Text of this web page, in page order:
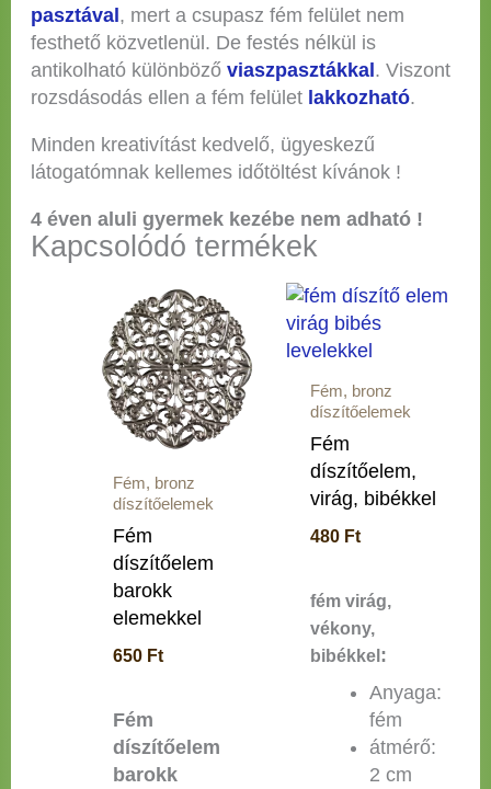
pasztával, mert a csupasz fém felület nem
festhető közvetlenül. De festés nélkül is
antikolható különböző viaszpasztákkal. Viszont
rozsdásodás ellen a fém felület lakkozható.
Minden kreativítást kedvelő, ügyeskezű
látogatómnak kellemes időtöltést kívánok !
4 éven aluli gyermek kezébe nem adható !
Kapcsolódó termékek
Fém, bronz
díszítőelemek
Fém
díszítőelem
barokk
elemekkel
650 Ft
Fém
díszítőelem
barokk
Fém, bronz
díszítőelemek
Fém
díszítőelem,
virág, bibékkel
480 Ft
fém virág,
vékony,
bibékkel :
Anyaga:
fém
átmérő:
2 cm